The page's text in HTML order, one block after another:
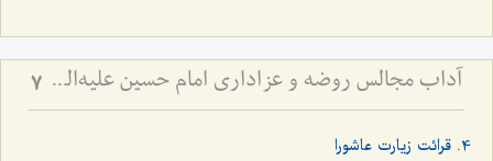
آداب مجالس روضه و عزاداری امام حسین علیه‌السلام - و توصیه‌های بزرگان دربارۀ ماه‌های محرّم و صفر 7
4. قرائت زیارت عاشورا